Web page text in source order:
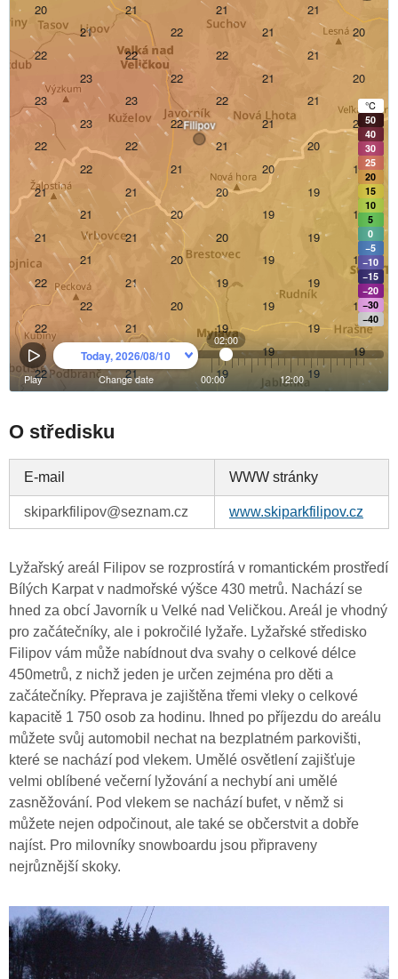
O středisku
E-mail WWW stránky
skiparkfilipov@seznam.cz www.skiparkfilipov.cz
Lyžařský areál Filipov se rozprostírá v romantickém prostředí
Bílých Karpat v nadmořské výšce 430 metrů. Nachází se
hned za obcí Javorník u Velké nad Veličkou. Areál je vhodný
pro začátečníky, ale i pokročilé lyžaře. Lyžařské středisko
Filipov vám může nabídnout dva svahy o celkové délce
450metrů, z nichž jeden je určen zejména pro děti a
začátečníky. Přeprava je zajištěna třemi vleky o celkové
kapacitě 1 750 osob za hodinu. Ihned po příjezdu do areálu
můžete svůj automobil nechat na bezplatném parkovišti,
které se nachází pod vlekem. Umělé osvětlení zajišťuje
velmi oblíbené večerní lyžování a nechybí ani umělé
zasněžování. Pod vlekem se nachází bufet, v němž si
můžete nejen odpočinout, ale také se občerstvit a dobře
najíst. Pro milovníky snowboardu jsou připraveny
nejrůznější skoky.